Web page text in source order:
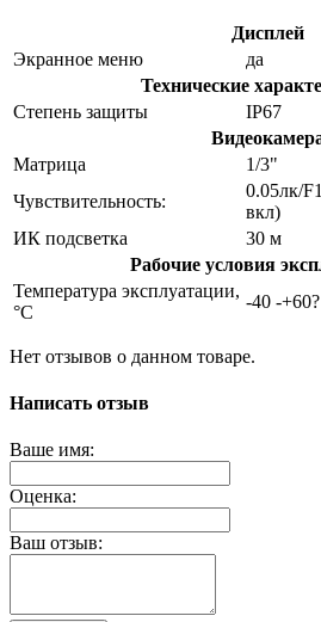
Дисплей
Экранное меню
да
Технические
Степень защиты
IP67
Матрица
1/3"
Чувствительность:
0.05лк/
вкл)
ИК подсветка
30 м
Рабочие условия
Температура эксплуатации,
°C
-40 -+60?
Нет отзывов о данном товаре.
Написать отзыв
Ваше имя:
Оценка:
Ваш отзыв: